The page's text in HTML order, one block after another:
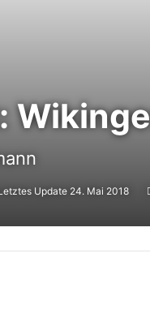
Update 24. Mai 2018